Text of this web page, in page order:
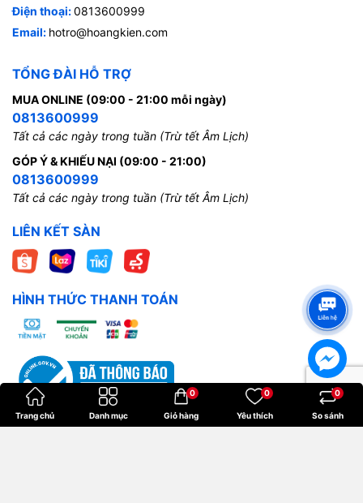
Điện thoại:0813600999
Email: hotro@hoangkien.com
TỔNG ĐÀI HỖ TRỢ
MUA ONLINE (09:00 - 21:00 mỗi ngày)
0813600999
Tất cả các ngày trong tuần (Trừ tết Âm Lịch)
GÓP Ý & KHIẾU NẠI (09:00 - 21:00)
0813600999
Tất cả các ngày trong tuần (Trừ tết Âm Lịch)
LIÊN KẾT SÀN
HÌNH THỨC THANH TOÁN
Trang chủ Danh mục Giỏ hàng
0
Yêu thích
0
So sánh
0